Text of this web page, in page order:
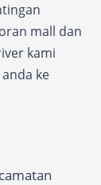
mall dan
kami
ke